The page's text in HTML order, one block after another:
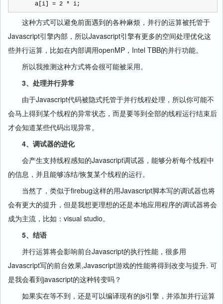
a[i] = 2 * i;
这种方式可以避免前面遇到的各种麻烦，并行的运算被托管于
Javascript引擎内部，所以Javascript引擎有更多的空间处理优化这
些并行运算，比如在内部调用openMP，Intel TBB的并行功能。
所以我推测这种方式将会很可能被采用。
3、处理并行异常
由于Javascript代码被隐式托管于并行线程处理，所以你可能不
会马上得到某个线程的异常状态，而是要等到全部的线程运行结束后
才会知道某些代码出现异常。
4、调试器的进化
会产生支持线程感知的Javascript调试器，能够分析每个线程中
的信息，并且能够冻结/恢复某个线程的运行。
当然了，类似于firebug这样的用Javascript脚本写的调试器也将
会有更大的提升，但是我想更理想的还是本地应用程序的调试器将会
成为主流，比如：visual studio。
5、结语
并行运算将会影响前台Javascript的执行性能，很多用
Javascript写的前台效果,Javascript游戏的性能将得到改变与提升. 可
是我会看到javascript的这种转变吗？
如果实在等不到，还是可以编译现有的js引擎，并添加并行运算